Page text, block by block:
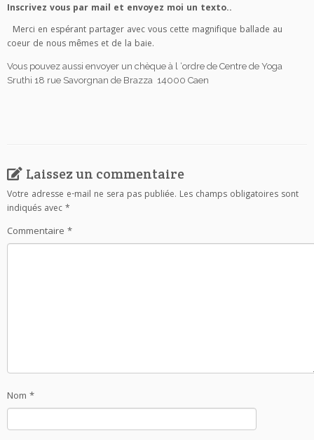
Inscrivez vous par mail et envoyez moi un texto..
Merci en espérant partager avec vous cette magnifique ballade au
coeur de nous mêmes et de la baie.
Vous pouvez aussi envoyer un chèque à l ‘ordre de Centre de Yoga
Sruthi 18 rue Savorgnan de Brazza 14000 Caen
Laissez un commentaire
Votre adresse e-mail ne sera pas publiée. Les champs obligatoires sont
indiqués avec*
Commentaire *
Nom *